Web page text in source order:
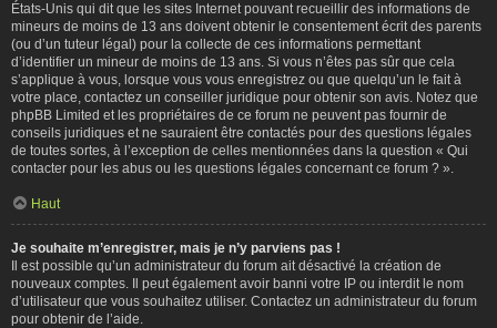
États-Unis qui dit que les sites Internet pouvant recueillir des informations de
mineurs de moins de 13 ans doivent obtenir le consentement écrit des parents
(ou d’un tuteur légal) pour la collecte de ces informations permettant
d’identifier un mineur de moins de 13 ans. Si vous n’êtes pas sûr que cela
s’applique à vous, lorsque vous vous enregistrez ou que quelqu’un le fait à
votre place, contactez un conseiller juridique pour obtenir son avis. Notez que
phpBB Limited et les propriétaires de ce forum ne peuvent pas fournir de
conseils juridiques et ne sauraient être contactés pour des questions légales
de toutes sortes, à l’exception de celles mentionnées dans la question « Qui
contacter pour les abus ou les questions légales concernant ce forum ? ».
Haut
Je souhaite m’enregistrer, mais je n’y parviens pas !
Il est possible qu’un administrateur du forum ait désactivé la création de
nouveaux comptes. Il peut également avoir banni votre IP ou interdit le nom
d’utilisateur que vous souhaitez utiliser. Contactez un administrateur du forum
pour obtenir de l’aide.